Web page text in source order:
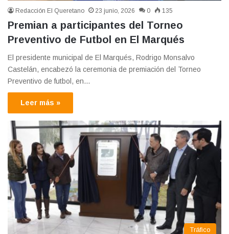
Redacción El Queretano 23 junio, 2026 0 135
Premian a participantes del Torneo
Preventivo de Futbol en El Marqués
El presidente municipal de El Marqués, Rodrigo Monsalvo
Castelán, encabezó la ceremonia de premiación del Torneo
Preventivo de futbol, en…
Leer más »
Tráfico